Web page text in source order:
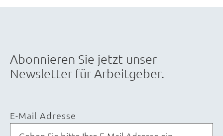
Abonnieren Sie jetzt unser
Newsletter für Arbeitgeber.
E-Mail Adresse